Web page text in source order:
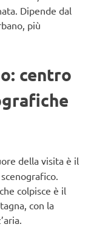
Dipende dal
più
centro
della visita è il
colpisce è il
con la